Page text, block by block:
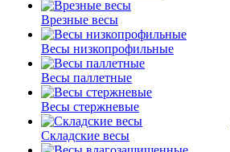
Врезные весы
Весы низкопрофильные
Весы паллетные
Весы стержневые
Складские весы